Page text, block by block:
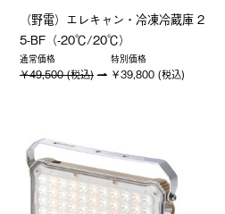
（野電）エレキャン・冷凍冷蔵庫 2
5-BF（-20℃/20℃）
通常価格
￥49,500 (税込)
特別価格
￥39,800 (税込)